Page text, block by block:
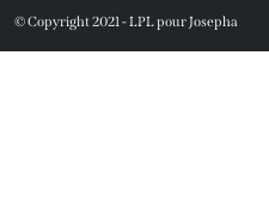
© Copyright 2021 - LPL pour Josepha